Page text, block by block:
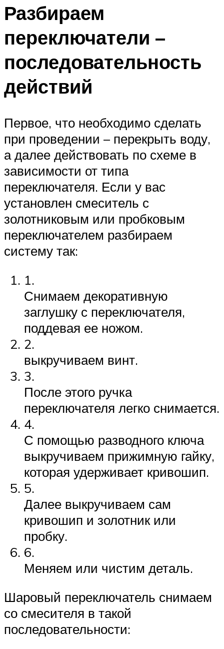
Разбираем
переключатели –
последовательность
действий
Первое, что необходимо сделать
при проведении – перекрыть воду,
а далее действовать по схеме в
зависимости от типа
переключателя. Если у вас
установлен смеситель с
золотниковым или пробковым
переключателем разбираем
систему так:
1.
Снимаем декоративную
заглушку с переключателя,
поддевая ее ножом.
2.
выкручиваем винт.
3.
После этого ручка
переключателя легко снимается.
4.
С помощью разводного ключа
выкручиваем прижимную гайку,
которая удерживает кривошип.
5.
Далее выкручиваем сам
кривошип и золотник или
пробку.
6.
Меняем или чистим деталь.
Шаровый переключатель снимаем
со смесителя в такой
последовательности: